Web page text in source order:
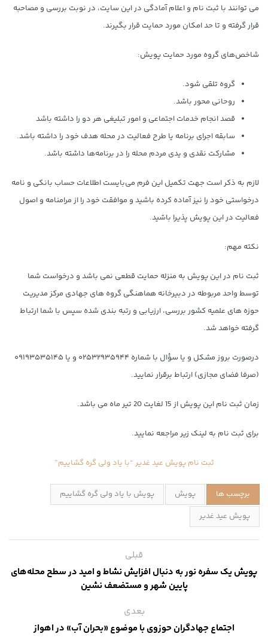
می توانند با ثبت نام و اعلام آمادگی در این سایت، در نوبت بررسی و مصاحبه
قرار گرفته و تا حد امکان مورد حمایت قرار بگیرند.
شاخص‌های گروه مورد حمایت پویش:
گروه تلقی شود.
روحانی محور باشد.
قصد انجام خدمات اجتماعی و امور تبلیغی هر دو را داشته باشد
سابقه اجرای برنامه یا طرح فعالیت در محله هدف خود را داشته باشد.
مشارکت نقدی و یدی مردم محله را در برنامه‌ها داشته باشد.
لازم به ذکر است جهت تکمیل این فرم می‌بایست اطلاعات حساب بانکی و نامه
درخواستی خود را نیز آماده کرده باشید و موافقت خود را از مرامنامه و اصول
فعالیت در این پویش پذیرا باشید.
نکته مهم:
ثبت نام در این پویش به منزله حمایت قطعی نمی باشد و درخواست شما
توسط واحد مربوطه در دبیرخانه هماهنگی گروه های جهادی مرکز مدیریت
حوزه های علمیه کشور بررسی، ارزیابی و رتبه بندی شده سپس با شما ارتباط
گرفته خواهد شد.
درصورت بروز مشکل و یا سؤال با شماره ۰۲۵۳۲۹۳۵۹۴۴ و یا ۰۹۱۹۳۵۳۵۱۴۵
(صرفا فضای مجازی) ارتباط برقرار نمایید.
زمان ثبت نام این پویش از 15 لغایت 20 تیر ماه می باشد.
برای ثبت نام به لینک زیر مراجعه نمایید.
ثبت نام پویش عید غدیر “با یاد ولی گره گشاییم”
برچسب ها پویش
پویش با یاد ولی گره گشاییم
پویش عید غدیر
قبلی
پویش یک سفره نور به دنبال افزایش نشاط و امید در سطح محله‌های
پایین شهر و مستضعف نشین
بعدی
اجتماع جهادگران حوزوی با موضوع «بحران آب» در اهواز